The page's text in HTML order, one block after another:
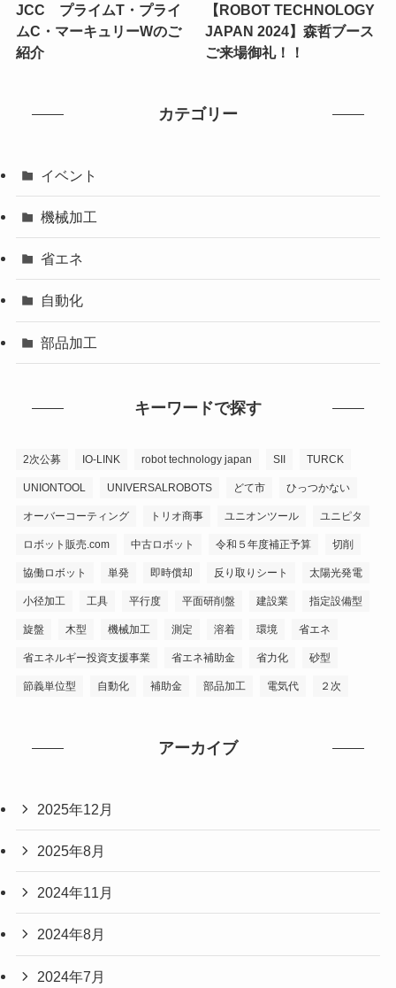
JCC プライムT・プライ
ムC・マーキュリーWのご
紹介
【ROBOT TECHNOLOGY
JAPAN 2024】森哲ブース
ご来場御礼！！
カテゴリー
イベント
機械加工
省エネ
自動化
部品加工
キーワードで探す
2次公募 IO-LINK robot technology japan SII TURCK
UNIONTOOL UNIVERSALROBOTS どて市 ひっつかない
オーバーコーティング トリオ商事 ユニオンツール ユニピタ
ロボット販売.com 中古ロボット 令和５年度補正予算 切削
協働ロボット 単発 即時償却 反り取りシート 太陽光発電
小径加工 工具 平行度 平面研削盤 建設業 指定設備型
旋盤 木型 機械加工 測定 溶着 環境 省エネ
省エネルギー投資支援事業 省エネ補助金 省力化 砂型
節義単位型 自動化 補助金 部品加工 電気代 ２次
アーカイブ
2025年12月
2025年8月
2024年11月
2024年8月
2024年7月